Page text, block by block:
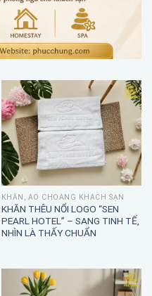
KHĂN, ÁO CHOÀNG KHÁCH SẠN
KHĂN THÊU NỔI LOGO “SEN
PEARL HOTEL” – SANG TINH TẾ,
NHÌN LÀ THẤY CHUẨN